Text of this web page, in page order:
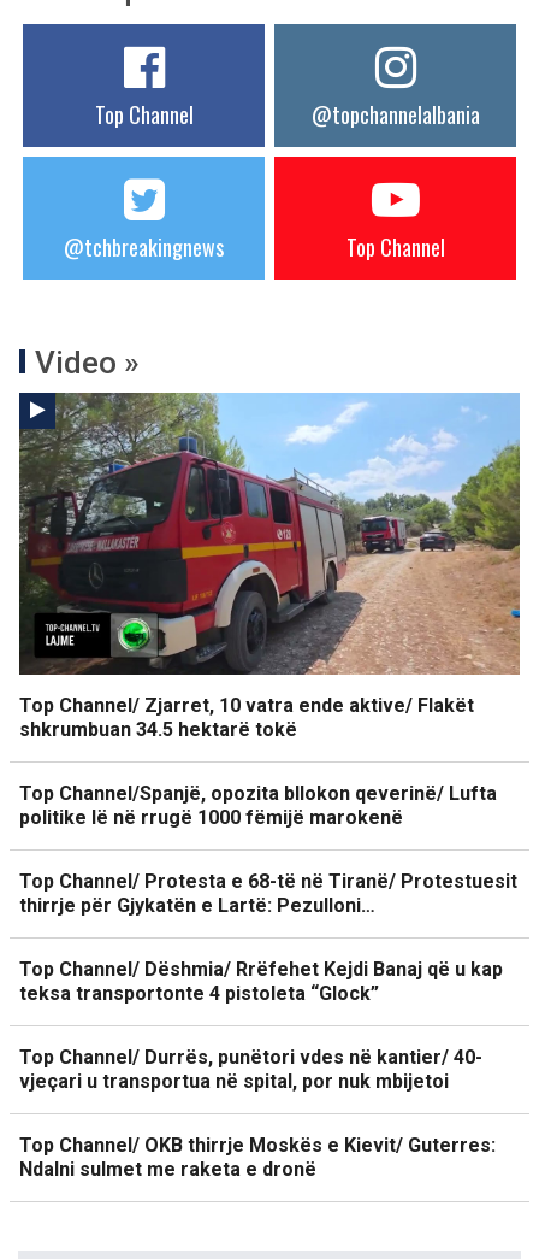
Top Channel @topchannelalbania
@tchbreakingnews Top Channel
Video »
Top Channel/ Zjarret, 10 vatra ende aktive/ Flakët
shkrumbuan 34.5 hektarë tokë
Top Channel/Spanjë, opozita bllokon qeverinë/ Lufta
politike lë në rrugë 1000 fëmijë marokenë
Top Channel/ Protesta e 68-të në Tiranë/ Protestuesit
thirrje për Gjykatën e Lartë: Pezulloni…
Top Channel/ Dëshmia/ Rrëfehet Kejdi Banaj që u kap
teksa transportonte 4 pistoleta “Glock”
Top Channel/ Durrës, punëtori vdes në kantier/ 40-
vjeçari u transportua në spital, por nuk mbijetoi
Top Channel/ OKB thirrje Moskës e Kievit/ Guterres:
Ndalni sulmet me raketa e dronë